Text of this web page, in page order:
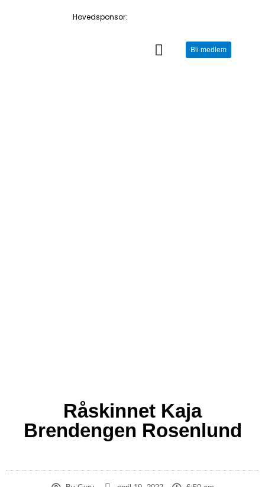
Hovedsponsor:
Bli medlem
Råskinnet Kaja
Brendengen Rosenlund